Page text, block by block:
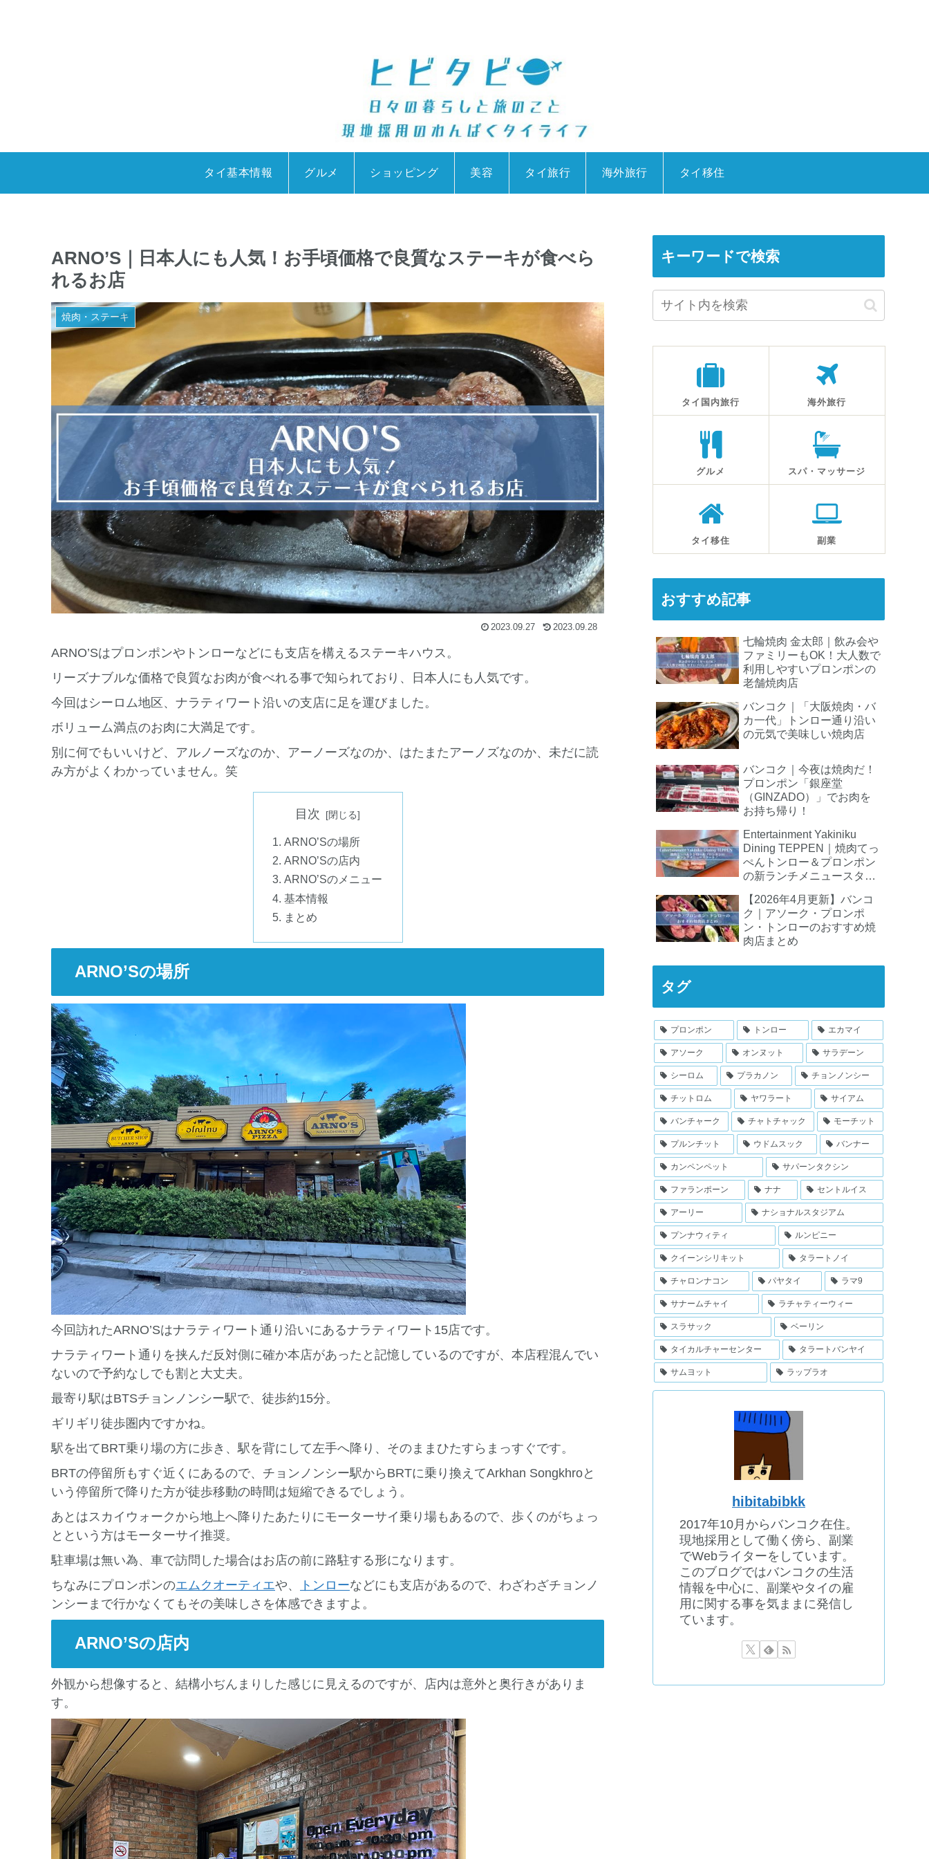
タイ基本情報 グルメ ショッピング 美容 タイ旅行 海外旅行 タイ移住
ARNO’S｜日本人にも人気！お手頃価格で良質なステーキが食べら
れるお店
焼肉・ステーキ
2023.09.27 2023.09.28
ARNO’Sはプロンポンやトンローなどにも支店を構えるステーキハウス。
リーズナブルな価格で良質なお肉が食べれる事で知られており、日本人にも人気です。
今回はシーロム地区、ナラティワート沿いの支店に足を運びました。
ボリューム満点のお肉に大満足です。
別に何でもいいけど、アルノーズなのか、アーノーズなのか、はたまたアーノズなのか、未だに読
み方がよくわかっていません。笑
目次
ARNO’Sの場所
ARNO’Sの店内
ARNO’Sのメニュー
基本情報
まとめ
ARNO’Sの場所
今回訪れたARNO’Sはナラティワート通り沿いにあるナラティワート15店です。
ナラティワート通りを挟んだ反対側に確か本店があったと記憶しているのですが、本店程混んでい
ないので予約なしでも割と大丈夫。
最寄り駅はBTSチョンノンシー駅で、徒歩約15分。
ギリギリ徒歩圏内ですかね。
駅を出てBRT乗り場の方に歩き、駅を背にして左手へ降り、そのままひたすらまっすぐです。
BRTの停留所もすぐ近くにあるので、チョンノンシー駅からBRTに乗り換えてArkhan Songkhroと
いう停留所で降りた方が徒歩移動の時間は短縮できるでしょう。
あとはスカイウォークから地上へ降りたあたりにモーターサイ乗り場もあるので、歩くのがちょっ
とという方はモーターサイ推奨。
駐車場は無い為、車で訪問した場合はお店の前に路駐する形になります。
ちなみにプロンポンのエムクオーティエや、 トンローなどにも支店があるので、わざわざチョンノ
ンシーまで行かなくてもその美味しさを体感できますよ。
ARNO’Sの店内
外観から想像すると、結構小ぢんまりした感じに見えるのですが、店内は意外と奥行きがありま
す。
キーワードで検索
タイ国内旅行 海外旅行
グルメ スパ・マッサージ
タイ移住 副業
おすすめ記事
七輪焼肉 金太郎｜飲み会や
ファミリーもOK！大人数で
利用しやすいプロンポンの
老舗焼肉店
バンコク｜「大阪焼肉・バ
カ一代」トンロー通り沿い
の元気で美味しい焼肉店
バンコク｜今夜は焼肉だ！
プロンポン「銀座堂
（GINZADO）」でお肉を
お持ち帰り！
Entertainment Yakiniku
Dining TEPPEN｜焼肉てっ
ぺんトンロー＆プロンポン
の新ランチメニュースター
【2026年4月更新】バンコ
ク｜アソーク・プロンポ
ン・トンローのおすすめ焼
肉店まとめ
タグ
プロンポン トンロー エカマイ
アソーク オンヌット サラデーン
シーロム プラカノン チョンノンシー
チットロム ヤワラート サイアム
バンチャーク チャトチャック モーチット
プルンチット ウドムスック バンナー
カンペンペット サパーンタクシン
ファランポーン ナナ セントルイス
アーリー ナショナルスタジアム
プンナウィティ ルンピニー
クイーンシリキット タラートノイ
チャロンナコン パヤタイ ラマ9
サナームチャイ ラチャティーウィー
スラサック ベーリン
タイカルチャーセンター タラートバンヤイ
サムヨット ラップラオ
hibitabibkk
2017年10月からバンコク在住。
現地採用として働く傍ら、副業
でWebライターをしています。
このブログではバンコクの生活
情報を中心に、副業やタイの雇
用に関する事を気ままに発信し
ています。